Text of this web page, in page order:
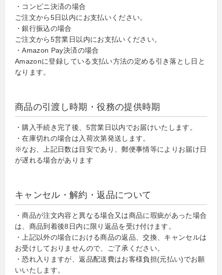
・コンビニ決済の場合
ご注文から5日以内にお支払いください。
・銀行振込の場合
ご注文から5営業日以内にお支払いください。
・Amazon Pay決済の場合
Amazonに登録している支払い方法の定める引き落とし日と
なります。
商品の引渡し時期・役務の提供時期
・購入手続き完了後、5営業日以内でお届けいたします。
・在庫切れの場合は入荷次第発送します。
※なお、上記日数は目安であり、郵便事情等によりお届け日
が遅れる場合があります
キャンセル・解約・返品について
・商品が注文内容と異なる場合又は商品に瑕疵があった場合
は、商品到着後8日内に限り返品を受け付けます。
・上記以外の場合における商品の返品、交換、キャンセルは
お受けしておりませんので、ご了承ください。
・恐れ入りますが、返品配送費はお客様負担(元払い)でお願
いいたします。